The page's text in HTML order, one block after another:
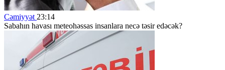
Cəmiyyət 23:14
Sabahın havası meteohəssas insanlara necə təsir edəcək?